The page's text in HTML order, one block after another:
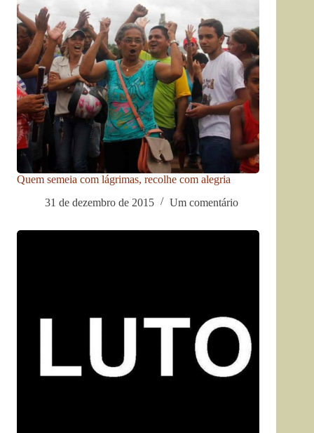
Quem semeia com lágrimas, recolhe com alegria
31 de dezembro de 2015
Um comentário